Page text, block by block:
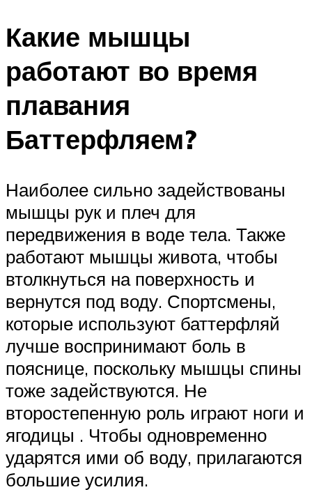
Какие мышцы
работают во время
плавания
Баттерфляем?
Наиболее сильно задействованы
мышцы рук и плеч для
передвижения в воде тела. Также
работают мышцы живота, чтобы
втолкнуться на поверхность и
вернутся под воду. Спортсмены,
которые используют баттерфляй
лучше воспринимают боль в
пояснице, поскольку мышцы спины
тоже задействуются. Не
второстепенную роль играют ноги и
ягодицы . Чтобы одновременно
ударятся ими об воду, прилагаются
большие усилия.